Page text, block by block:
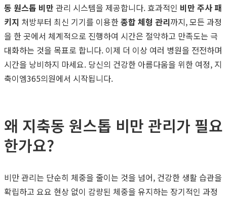
동 원스톱 비만 관리 시스템을 제공합니다. 효과적인 비만 주사 패
키지 처방부터 최신 기기를 이용한종합 체형 관리까지, 모든 과정
을 한 곳에서 체계적으로 진행하여 시간은 절약하고 만족도는 극
대화하는 것을 목표로 합니다. 이제 더 이상 여러 병원을 전전하며
시간을 낭비하지 마세요. 당신의 건강한 아름다움을 위한 여정, 지
축이엠365의원에서 시작됩니다.
왜 지축동 원스톱 비만 관리가 필요
한가요?
비만 관리는 단순히 체중을 줄이는 것을 넘어, 건강한 생활 습관을
확립하고 요요 현상 없이 감량된 체중을 유지하는 장기적인 과정